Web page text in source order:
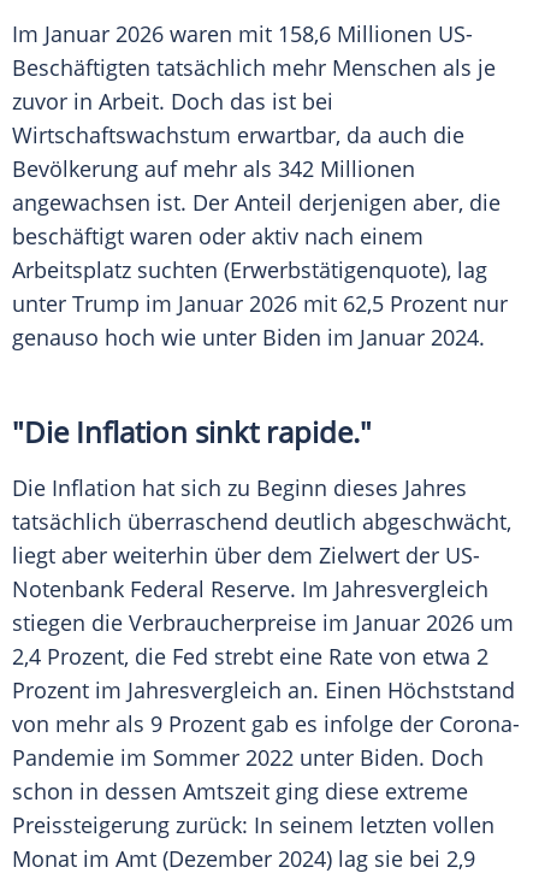
Im Januar 2026 waren mit 158,6 Millionen US-
Beschäftigten tatsächlich mehr Menschen als je
zuvor in Arbeit. Doch das ist bei
Wirtschaftswachstum erwartbar, da auch die
Bevölkerung auf mehr als 342 Millionen
angewachsen ist. Der Anteil derjenigen aber, die
beschäftigt waren oder aktiv nach einem
Arbeitsplatz suchten (Erwerbstätigenquote), lag
unter Trump im Januar 2026 mit 62,5 Prozent nur
genauso hoch wie unter Biden im Januar 2024.
"Die Inflation sinkt rapide."
Die Inflation hat sich zu Beginn dieses Jahres
tatsächlich überraschend deutlich abgeschwächt,
liegt aber weiterhin über dem Zielwert der US-
Notenbank Federal Reserve. Im Jahresvergleich
stiegen die Verbraucherpreise im Januar 2026 um
2,4 Prozent, die Fed strebt eine Rate von etwa 2
Prozent im Jahresvergleich an. Einen Höchststand
von mehr als 9 Prozent gab es infolge der Corona-
Pandemie im Sommer 2022 unter Biden. Doch
schon in dessen Amtszeit ging diese extreme
Preissteigerung zurück: In seinem letzten vollen
Monat im Amt (Dezember 2024) lag sie bei 2,9